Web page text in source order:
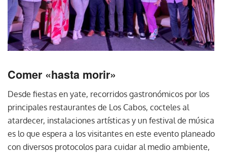
Comer «hasta morir»
Desde fiestas en yate, recorridos gastronómicos por los
principales restaurantes de Los Cabos, cocteles al
atardecer, instalaciones artísticas y un festival de música
es lo que espera a los visitantes en este evento planeado
con diversos protocolos para cuidar al medio ambiente,